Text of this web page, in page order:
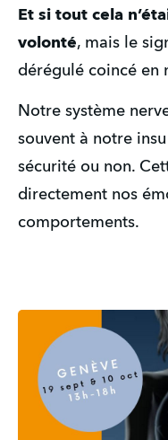
Et si tout cela
volonté, mais le
dérégulé coincé en
Notre système
souvent à notre
sécurité ou non.
directement nos
comportements.